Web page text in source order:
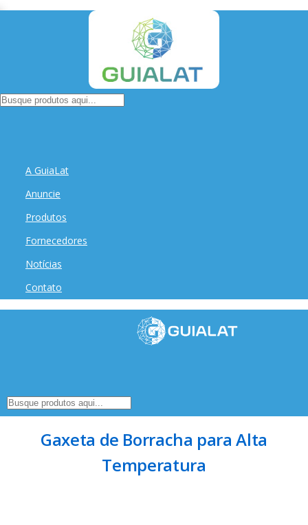
A GuiaLat
Anuncie
Produtos
Fornecedores
Notícias
Contato
Gaxeta de Borracha para Alta
Temperatura